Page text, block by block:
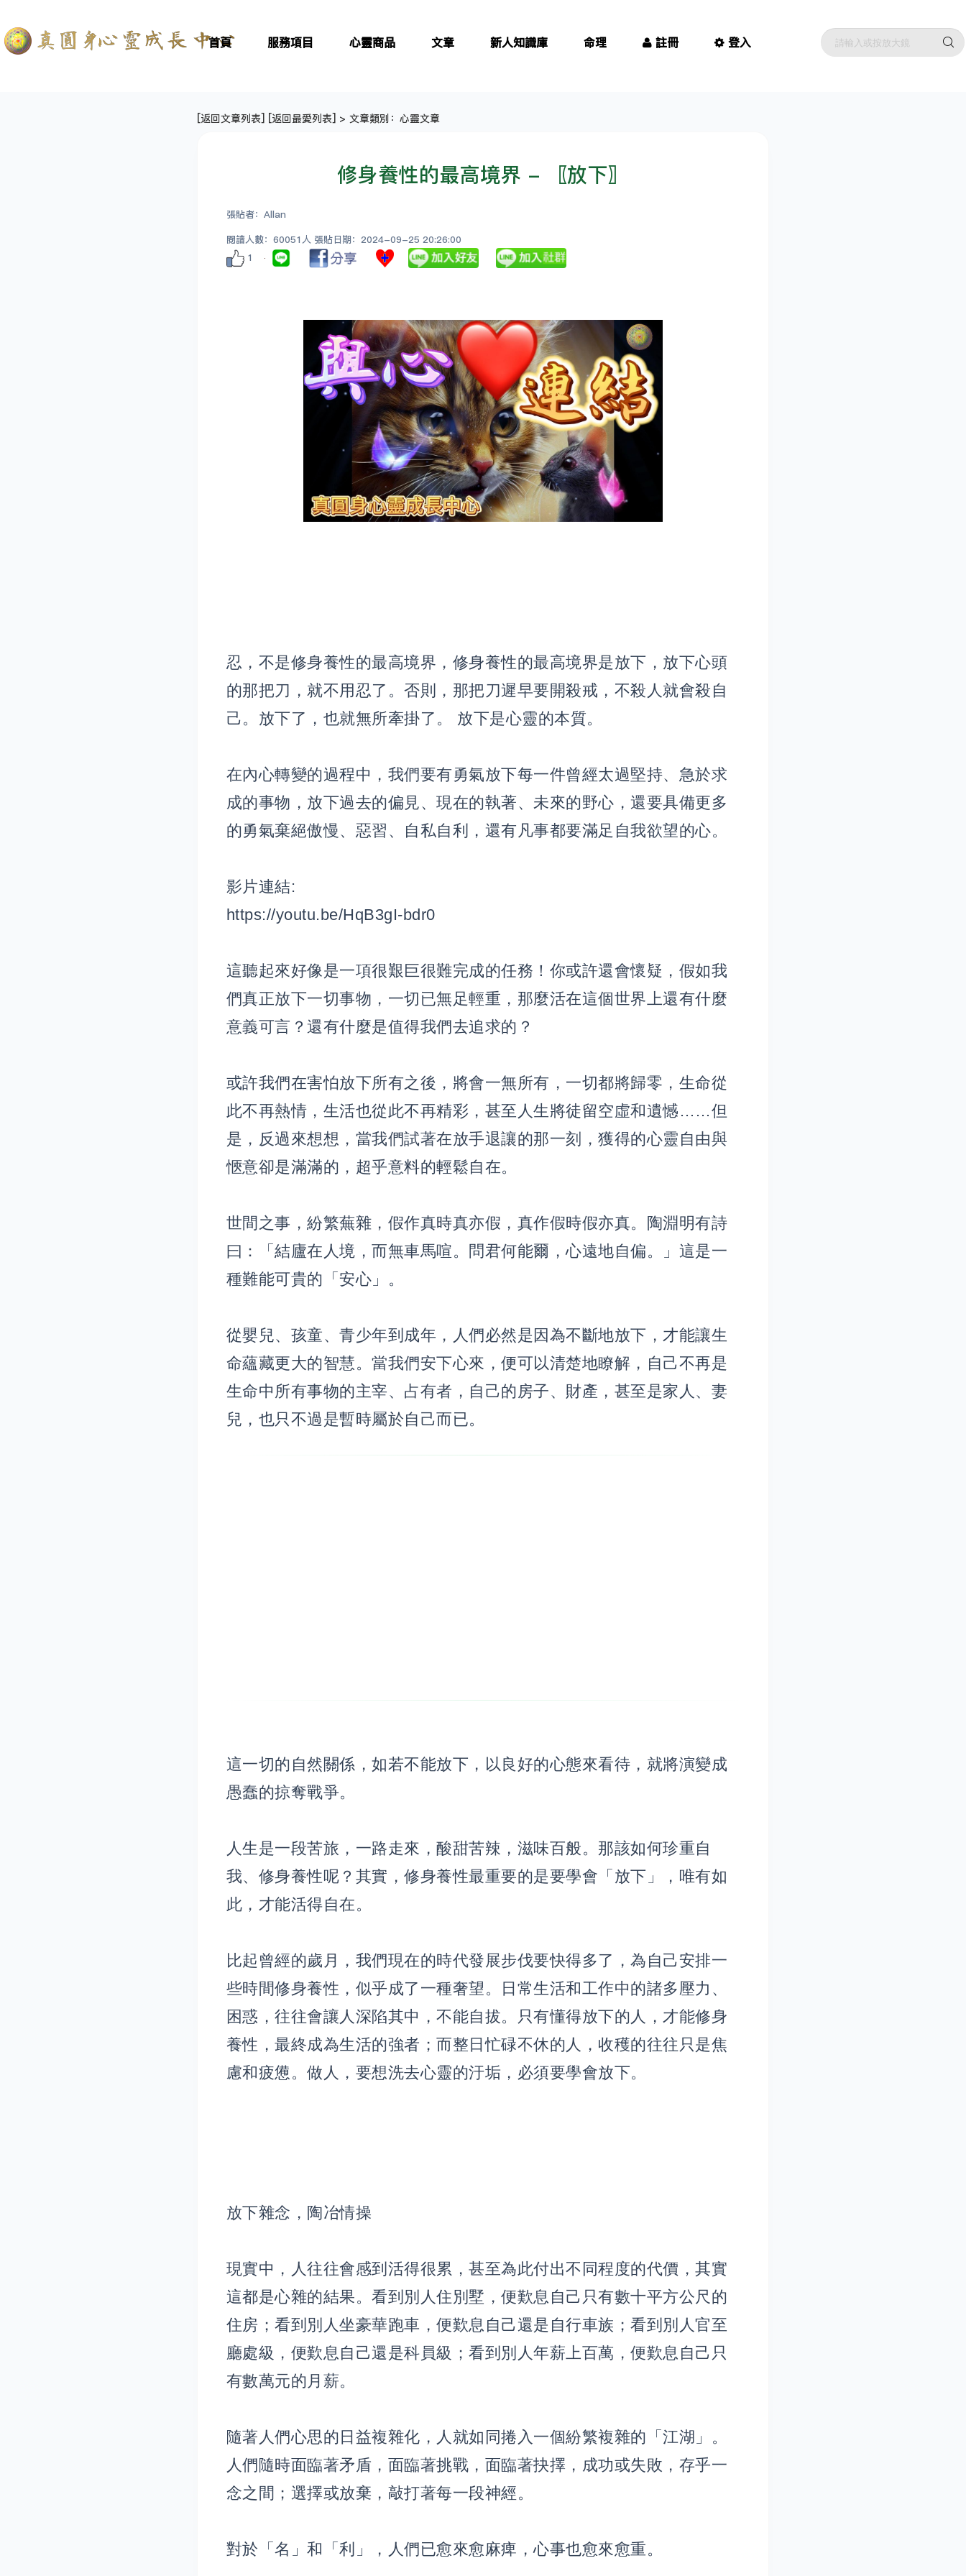
首頁 服務項目 心靈商品 文章 新人知識庫 命理 註冊 登入
[返回文章列表] [返回最愛列表] > 文章類別：心靈文章
修身養性的最高境界 - 〖放下〗
張貼者：Allan
閱讀人數：60051人 張貼日期：2024-09-25 20:26:00
1
忍，不是修身養性的最高境界，修身養性的最高境界是放下，放下心頭
的那把刀，就不用忍了。否則，那把刀遲早要開殺戒，不殺人就會殺自
己。放下了，也就無所牽掛了。 放下是心靈的本質。
在內心轉變的過程中，我們要有勇氣放下每一件曾經太過堅持、急於求
成的事物，放下過去的偏見、現在的執著、未來的野心，還要具備更多
的勇氣棄絕傲慢、惡習、自私自利，還有凡事都要滿足自我欲望的心。
影片連結:
https://youtu.be/HqB3gI-bdr0
這聽起來好像是一項很艱巨很難完成的任務！你或許還會懷疑，假如我
們真正放下一切事物，一切已無足輕重，那麼活在這個世界上還有什麼
意義可言？還有什麼是值得我們去追求的？
或許我們在害怕放下所有之後，將會一無所有，一切都將歸零，生命從
此不再熱情，生活也從此不再精彩，甚至人生將徒留空虛和遺憾……但
是，反過來想想，當我們試著在放手退讓的那一刻，獲得的心靈自由與
愜意卻是滿滿的，超乎意料的輕鬆自在。
世間之事，紛繁蕪雜，假作真時真亦假，真作假時假亦真。陶淵明有詩
曰：「結廬在人境，而無車馬喧。問君何能爾，心遠地自偏。」這是一
種難能可貴的「安心」。
從嬰兒、孩童、青少年到成年，人們必然是因為不斷地放下，才能讓生
命蘊藏更大的智慧。當我們安下心來，便可以清楚地瞭解，自己不再是
生命中所有事物的主宰、占有者，自己的房子、財產，甚至是家人、妻
兒，也只不過是暫時屬於自己而已。
這一切的自然關係，如若不能放下，以良好的心態來看待，就將演變成
愚蠢的掠奪戰爭。
人生是一段苦旅，一路走來，酸甜苦辣，滋味百般。那該如何珍重自
我、修身養性呢？其實，修身養性最重要的是要學會「放下」，唯有如
此，才能活得自在。
比起曾經的歲月，我們現在的時代發展步伐要快得多了，為自己安排一
些時間修身養性，似乎成了一種奢望。日常生活和工作中的諸多壓力、
困惑，往往會讓人深陷其中，不能自拔。只有懂得放下的人，才能修身
養性，最終成為生活的強者；而整日忙碌不休的人，收穫的往往只是焦
慮和疲憊。做人，要想洗去心靈的汙垢，必須要學會放下。
放下雜念，陶冶情操
現實中，人往往會感到活得很累，甚至為此付出不同程度的代價，其實
這都是心雜的結果。看到別人住別墅，便歎息自己只有數十平方公尺的
住房；看到別人坐豪華跑車，便歎息自己還是自行車族；看到別人官至
廳處級，便歎息自己還是科員級；看到別人年薪上百萬，便歎息自己只
有數萬元的月薪。
隨著人們心思的日益複雜化，人就如同捲入一個紛繁複雜的「江湖」。
人們隨時面臨著矛盾，面臨著挑戰，面臨著抉擇，成功或失敗，存乎一
念之間；選擇或放棄，敲打著每一段神經。
對於「名」和「利」，人們已愈來愈麻痺，心事也愈來愈重。